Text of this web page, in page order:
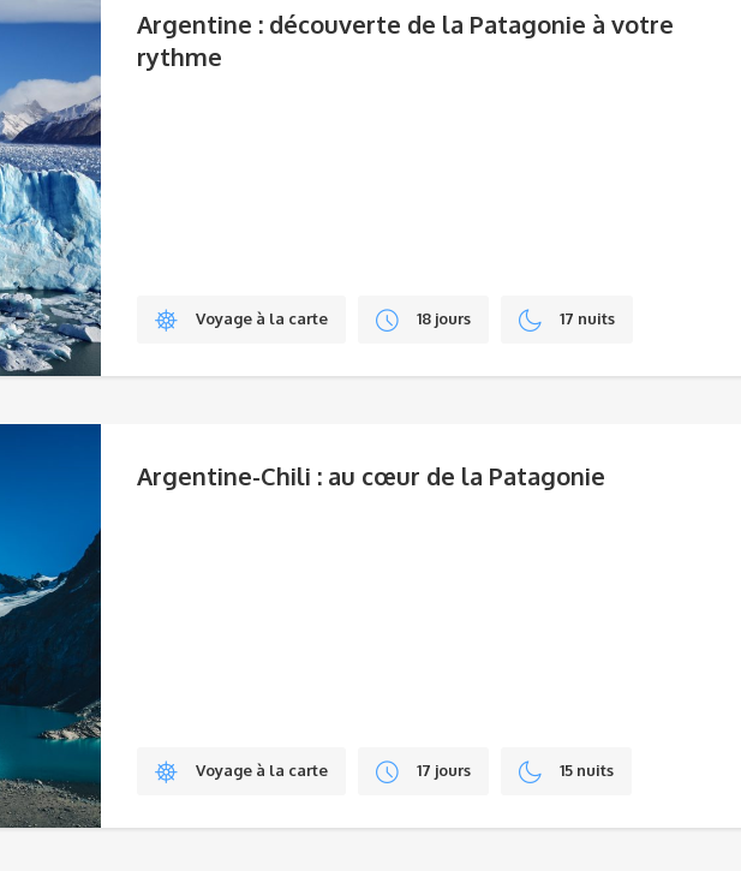
Argentine : découverte de la Patagonie à votre
rythme
Voyage à la carte 18 jours 17 nuits
Argentine-Chili : au cœur de la Patagonie
Voyage à la carte 17 jours 15 nuits